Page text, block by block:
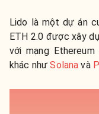
Lido là một dự án
ETH 2.0 được xây
với mạng
khác nhưSolana và